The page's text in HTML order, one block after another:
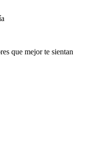
que mejor te sientan